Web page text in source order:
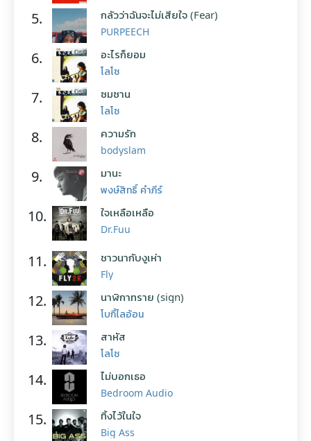
5. กลัวว่าฉันจะไม่เสียใจ (Fear)
PURPEECH
6. อะไรก็ยอม
โลโซ
7. ซมซาน
โลโซ
8. ความรัก
bodyslam
9. มานะ
พงษ์สิทธิ์ คำภีร์
10. ใจเหลือเหลือ
Dr.Fuu
11. ชาวนากับงูเห่า
Fly
12. นาฬิกาทราย (sign)
โบกี้ไลอ้อน
13. สาหัส
โลโซ
14. ไม่บอกเธอ
Bedroom Audio
15. ทิ้งไว้ในใจ
Big Ass